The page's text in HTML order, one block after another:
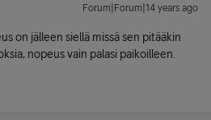
Forum|Forum|14 years ago
on jälleen siellä missä sen pitääkin
nopeus vain palasi paikoilleen.